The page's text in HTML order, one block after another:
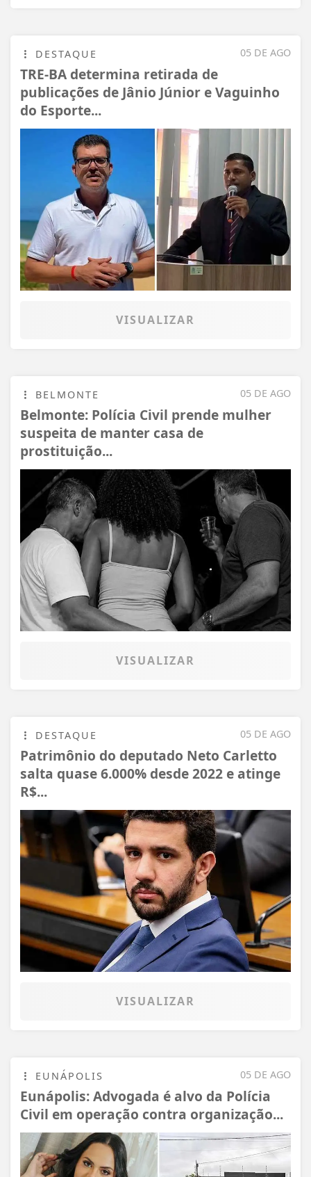
05 DE AGO
DESTAQUE
TRE-BA determina retirada de
publicações de Jânio Júnior e Vaguinho
do Esporte...
VISUALIZAR
05 DE AGO
BELMONTE
Belmonte: Polícia Civil prende mulher
suspeita de manter casa de
prostituição...
VISUALIZAR
05 DE AGO
DESTAQUE
Patrimônio do deputado Neto Carletto
salta quase 6.000% desde 2022 e atinge
R$...
VISUALIZAR
05 DE AGO
EUNÁPOLIS
Eunápolis: Advogada é alvo da Polícia
Civil em operação contra organização...